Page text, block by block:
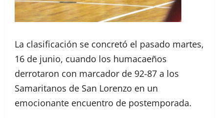
La clasificación se concretó el pasado martes,
16 de junio, cuando los humacaeños
derrotaron con marcador de 92-87 a los
Samaritanos de San Lorenzo en un
emocionante encuentro de postemporada.